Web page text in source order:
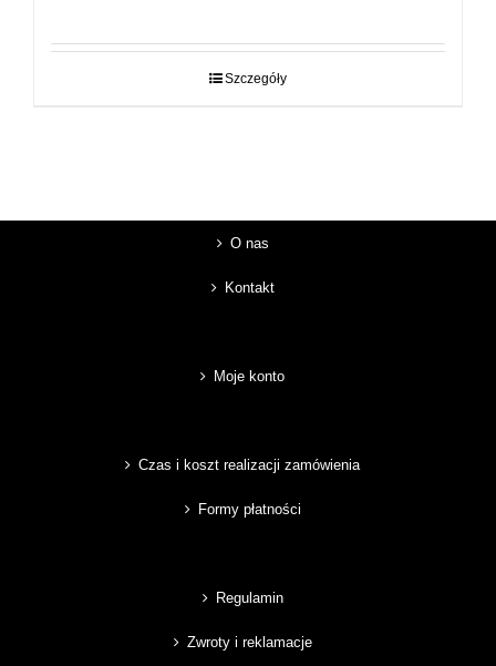
29,00 zł
Szczegóły
O nas
Kontakt
Moje konto
Czas i koszt realizacji zamówienia
Formy płatności
Regulamin
Zwroty i reklamacje